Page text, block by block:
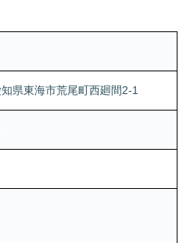
県東海市荒尾町西廻間2-1